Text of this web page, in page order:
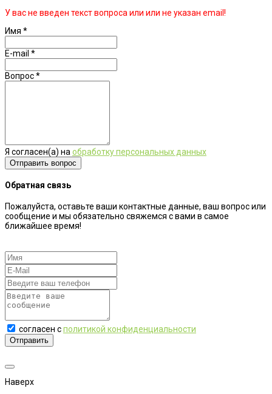
У вас не введен текст вопроса или или не указан email!
Имя *
E-mail *
Вопрос*
Я согласен(а) на обработку персональных данных
Обратная связь
Пожалуйста, оставьте ваши контактные данные, ваш вопрос или
сообщение и мы обязательно свяжемся с вами в самое
ближайшее время!
согласен сполитикой конфиденциальности
Отправить
Наверх